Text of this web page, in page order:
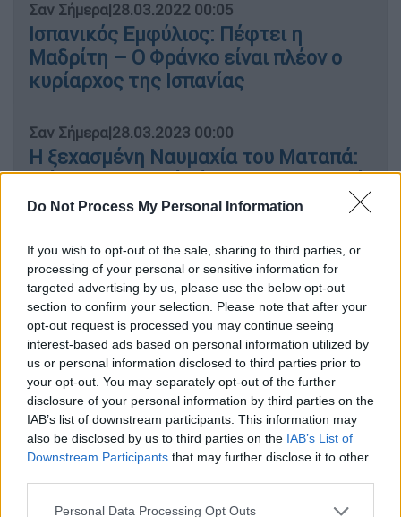
Do Not Process My Personal Information
If you wish to opt-out of the sale, sharing to third parties, or
processing of your personal or sensitive information for
targeted advertising by us, please use the below opt-out
section to confirm your selection. Please note that after your
opt-out request is processed you may continue seeing
interest-based ads based on personal information utilized by
us or personal information disclosed to third parties prior to
your opt-out. You may separately opt-out of the further
disclosure of your personal information by third parties on the
IAB’s list of downstream participants. This information may
also be disclosed by us to third parties on the IAB’s List of
Downstream Participants that may further disclose it to other
Please note that this website/app uses one or more Google
Personal Data Processing Opt Outs
Σαν Σήμερα|28.03.2022 00:05
Ισπανικός Εμφύλιος: Πέφτει η
Μαδρίτη – Ο Φράνκο είναι πλέον ο
κυρίαρχος της Ισπανίας
Σαν Σήμερα|28.03.2023 00:00
Η ξεχασμένη Ναυμαχία του Ματαπά:
Πώς οι Βρετανοί βύθισαν τον ιταλικό
στόλο μέσα στο σκοτάδι ανοιχτά του
Το βράδυτης δολοφονίας του Περτίνακα,
ένας από τους επιφανείς αξιωματούχους
της Κυβέρνησης, ο Δίδιος Ιουλιανός
γλεντοκοπούσε με τους δικούς του. Το
επόμενο πρωί η γυναίκα και η κόρη του τον
ξύπνησαν με φούρια: «σήκω, βγάλανε τον
θρόνο στο σφυρί· τρέχα να αγοράσεις